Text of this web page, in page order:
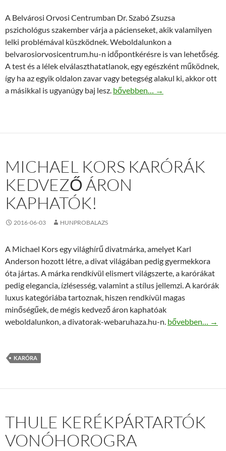
A Belvárosi Orvosi Centrumban Dr. Szabó Zsuzsa
pszichológus szakember várja a pácienseket, akik valamilyen
lelki problémával küszködnek. Weboldalunkon a
belvarosiorvosicentrum.hu-n időpontkérésre is van lehetőség.
A test és a lélek elválaszthatatlanok, egy egészként működnek,
így ha az egyik oldalon zavar vagy betegség alakul ki, akkor ott
a másikkal is ugyanúgy baj lesz. Dr. Szabó Zsuzsa – pszichológiai
bővebben… →
MICHAEL KORS KARÓRÁK
KEDVEZŐ ÁRON
KAPHATÓK!
2016-06-03 HUNPROBALAZS
A Michael Kors egy világhírű divatmárka, amelyet Karl
Anderson hozott létre, a divat világában pedig gyermekkora
óta jártas. A márka rendkívül elismert világszerte, a karórákat
pedig elegancia, ízlésesség, valamint a stílus jellemzi. A karórák
luxus kategóriába tartoznak, hiszen rendkívül magas
minőségűek, de mégis kedvező áron kaphatóak
weboldalunkon, a divatorak-webaruhaza.hu-n. Michael Kors
bővebben… →
KARÓRA
THULE KERÉKPÁRTARTÓK
VONÓHOROGRA